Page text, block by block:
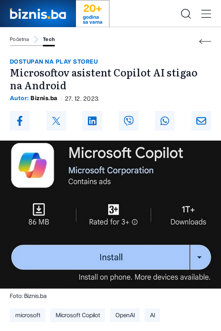
20+
godina
sa vama
Početna Tech
DOSTUPAN NA PLAY STOREU
Microsoftov asistent Copilot AI stigao
na Android
Autor: Biznis.ba 27. 12. 2023.
Foto: Biznis.ba
microsoft Microsoft Copilot OpenAI AI